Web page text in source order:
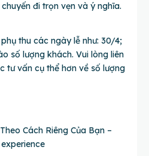
đi trọn vẹn và ý nghĩa.
thu các ngày lễ như: 30/4;
số lượng khách. Vui lòng liên
tư vấn cụ thể hơn về số lượng
Cách Riêng Của Bạn –